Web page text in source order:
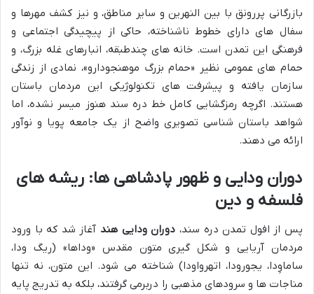
بازرگانی پررونق با بین النهرین و سایر مناطق، و نیز کشف مهرها و
سفال های دارای خطوط ناشناخته، حاکی از پیچیدگی اجتماعی و
فرهنگی این تمدن است. خانه های چندطبقه، انبارهای غله بزرگ، و
حمام های عمومی نظیر «حمام بزرگ موهنجودارو»، نمادی از زندگی
سازمان یافته و پیشرفت های تکنولوژیکی این مردمان باستان
هستند. اگرچه رمزگشایی کامل خط دره سند هنوز میسر نشده، اما
شواهد باستان شناسی تصویری واضح از یک جامعه پویا و نوآور
ارائه می دهند.
دوران ودایی و ظهور پادشاهی ها: ریشه های
فلسفه و دین
پس از افول تمدن دره سند، دوران ودایی هندآغاز شد که با ورود
مردمان آریایی و شکل گیری متون مقدس «وداها» (ریگ ودا،
ساماوِدا، یجورودا، اتهرواودا) شناخته می شود. این متون، نه تنها
مناجات ها و سرودهای مذهبی را دربرمی گرفتند، بلکه به تدریج پایه